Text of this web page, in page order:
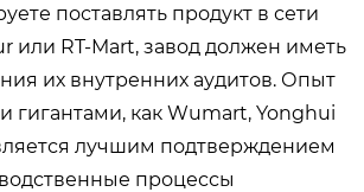
поставлять продукт в сети
или RT-Mart, завод должен иметь
их внутренних аудитов. Опыт
гигантами, как Wumart, Yonghui
лучшим подтверждением
процессы